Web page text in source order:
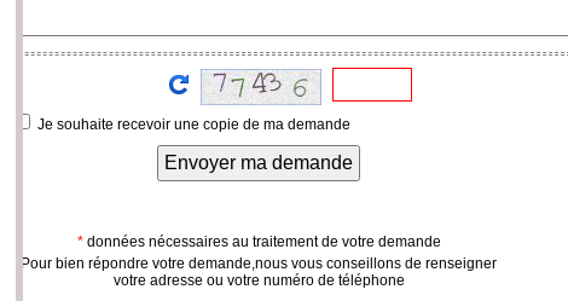
Je souhaite recevoir une copie de ma demande
Envoyer ma demande
*données nécessaires au traitement de votre demande
Pour bien répondre votre demande,nous vous conseillons de renseigner
votre adresse ou votre numéro de téléphone